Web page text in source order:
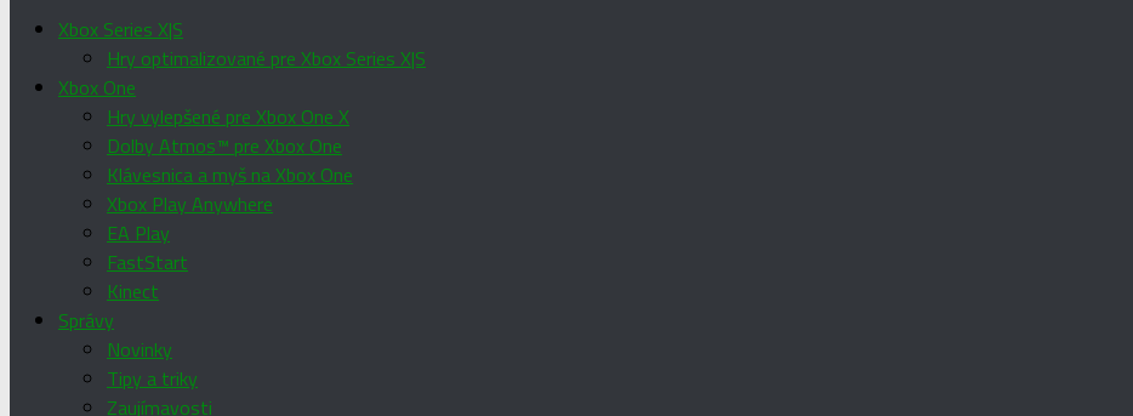
Xbox Series X|S
Hry optimalizované pre Xbox Series X|S
Xbox One
Hry vylepšené pre Xbox One X
Dolby Atmos™ pre Xbox One
Klávesnica a myš na Xbox One
Xbox Play Anywhere
EA Play
FastStart
Kinect
Správy
Novinky
Tipy a triky
Zaujímavosti